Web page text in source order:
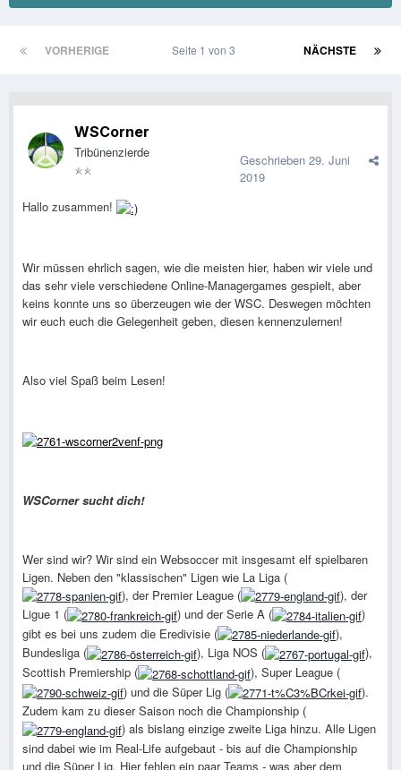
VORHERIGE NÄCHSTE
Seite 1 von 3
WSCorner
Tribünenzierde Geschrieben 29. Juni
2019
Hallo zusammen!
Wir müssen ehrlich sagen, wie die meisten hier, haben wir viele und
das sehr viele verschiedene Online-Managergames gespielt, aber
keins konnte uns so überzeugen wie der WSC. Deswegen möchten
wir euch euch die Gelegenheit geben, diesen kennenzulernen!
Also viel Spaß beim Lesen!
WSCorner sucht dich!
Wer sind wir? Wir sind ein Websoccer mit insgesamt elf spielbaren
Ligen. Neben den "klassischen" Ligen wie La Liga (
), der Premier League (
), der
Ligue 1 (
) und der Serie A (
)
gibt es bei uns zudem die Eredivisie (
),
Bundesliga (
), Liga NOS (
),
Scottish Premiership (
), Super League (
) und die Süper Lig (
).
Zudem kam zu dieser Saison noch die Championship (
) als bislang einzige zweite Liga hinzu. Alle Ligen
sind dabei wie im Real-Life aufgebaut - bis auf die Championship
und die Süper Lig. Hier fehlen ein paar Teams - was aber dem